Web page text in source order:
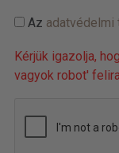
Az adatvédelmi
Kérjük igazolja,
vagyok robot'